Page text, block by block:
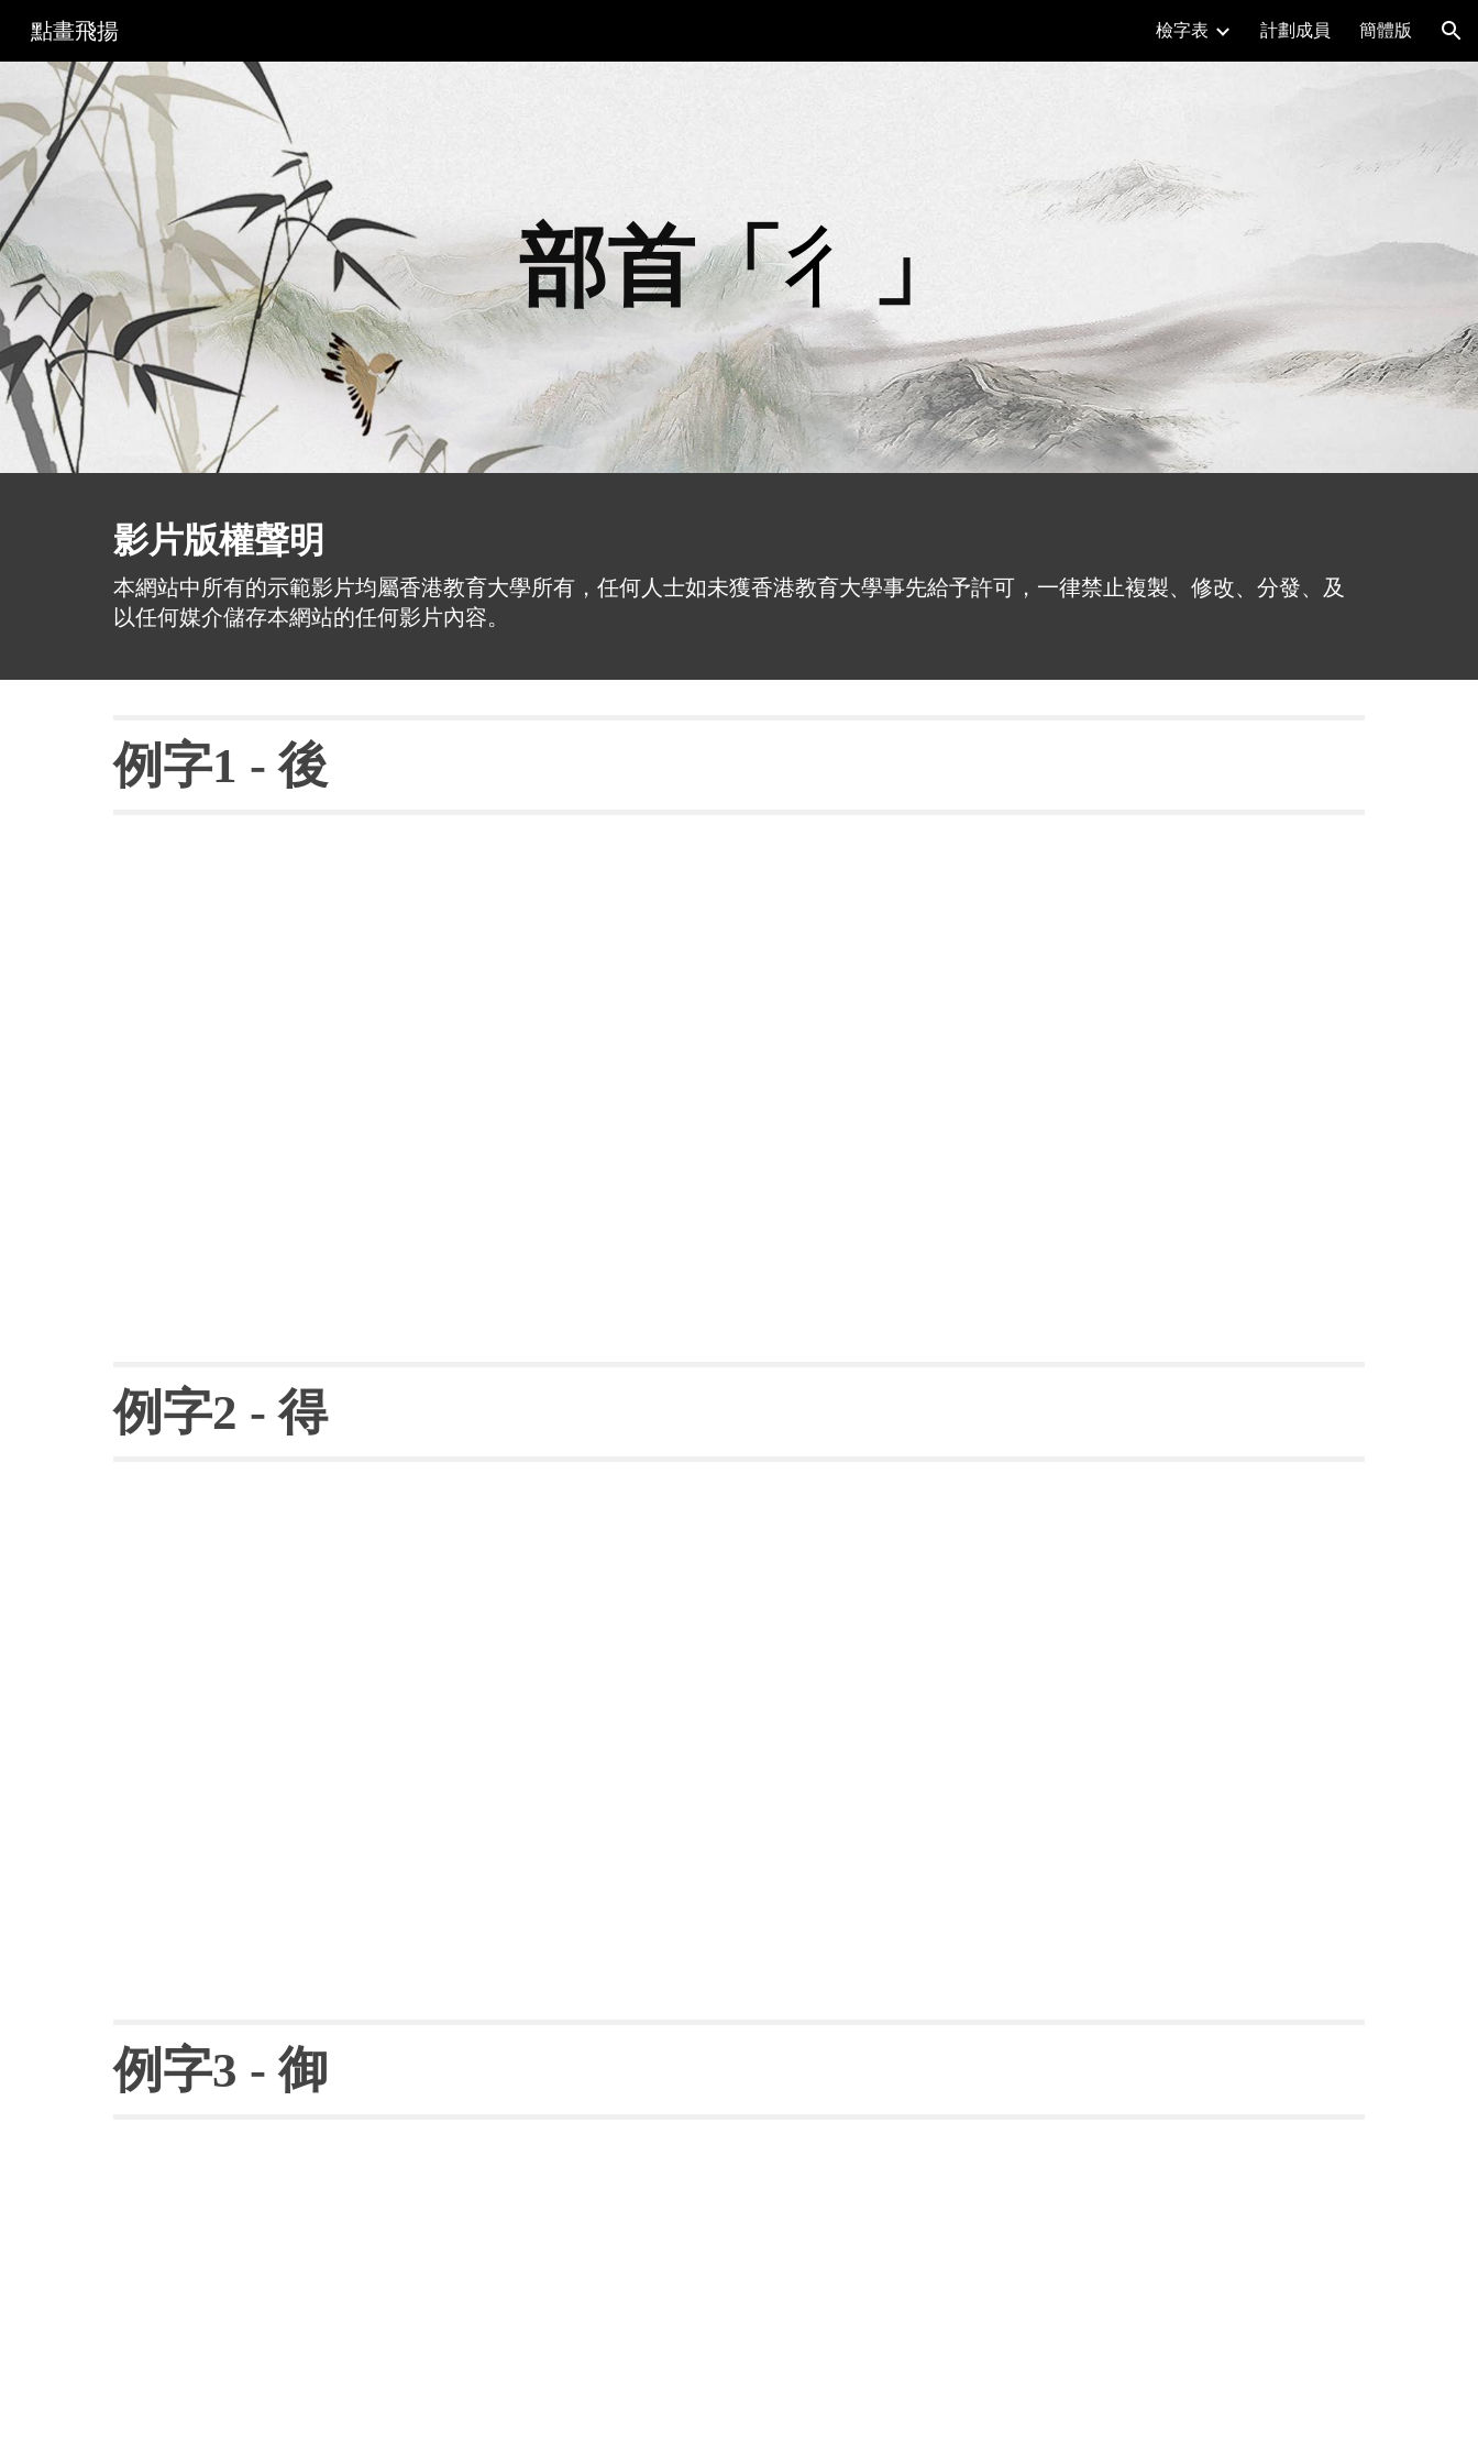
點畫飛揚 檢字表 計劃成員 簡體版
部首「彳 」
影片版權聲明
本網站中所有的示範影片均屬香港教育大學所有，任何人士如未獲香港教育大學事先給予許可，一律禁止複製、修改、分發、及
以任何媒介儲存本網站的任何影片內容。
例字1 - 後
例字2 - 得
例字3 - 御